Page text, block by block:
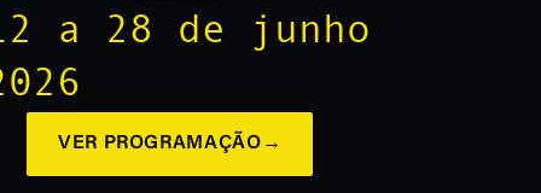
a 28 de junho
VER PROGRAMAÇÃO →